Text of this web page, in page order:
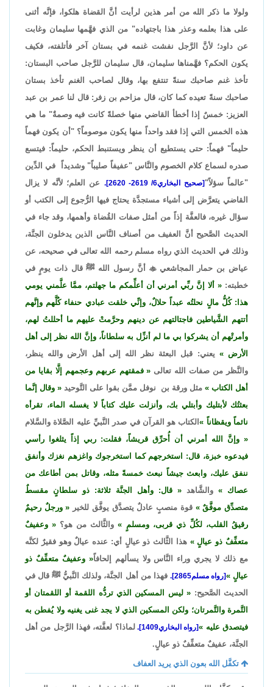
ولولا ما ذكر الله من أمر هذين لرأيت أنَّ القضاة هلكوا، فإنَّه أثنى
على هذا بعلمه وعذر هذا باجتهاده" من الذي فهَّمها سليمان وغابت
عن داود؛ لأنَّ الرَّجل نفشت غنمه في بستان آخر فأتلفته، فكيف
يكون الحكم؟ فهَّمناها سليمان، قال سليمان للرَّجل صاحب البستان:
تأخذ غنم صاحبك سنةً تنتفع بها، وقال لصاحب الغنم تأخذ بستان
صاحبك سنةً تعيده كما كان، قال مزاحم بن زفر: قال لنا عمر بن عبد
العزيز: خمسٌ إذا أخطأ القاضي منها خصلةً كانت فيه وصمةٌ" ما هي
هذه الخمس التي إذا فقد واحداً منها يكون موصوماً؟ "أن يكون فهماً
حليماً" فهماً: حتى يستطيع أن ينظر ويستنبط الحكم، حليماً: فيتسع
صدره لسماع كلام الخصوم والنَّاس "عفيفاً صليباً" وشديداً في الدِّين
"عالماً سؤلاً"[صحيح البخاري6/ 2619- 2620].
عن العلم؛ لأنَّه لا يزال
القاضي يتعرَّض إلى أشياء مستجدَّة يحتاج فيها الرُّجوع إلى الكتب أو
سؤال غيره، فالعفَّة إذاً من أمثل صفات القُضاة وأهمها، وقد جاء في
الحديث الصَّحيح أنَّ العفيف من أصناف النَّاس الذين يدخلون الجنَّة،
وذلك في الحديث الذي رواه مسلم رحمه الله تعالى في صحيحه، عن
عياض بن حمار المجاشعي أنَّ رسول الله ﷺ قال ذات يومٍ في
خطبته:
ألا إنَّ ربِّي أمرني أن أعلِّمكم ما جهلتم، ممَّا علَّمني يومي
هذا: كُلُّ مالٍ نحلتُه عبداً حلالٌ، وإنِّي خلقت عبادي حنفاء كُلَّهم وإنَّهم
أتتهم الشَّياطين فاجتالتهم عن دينهم وحرَّمتْ عليهم ما أحللتُ لهم،
وأمرتْهم أن يشركوا بي ما لم أنزِّل به سلطاناً، وإنَّ الله نظر إلى أهل
الأرض
يعني: قبل البعثة نظر الله إلى أهل الأرض والله ينظر،
والنَّظر من صفات الله تعالى
فمقتهم عربهم وعجمهم إلَّا بقايا من
أهل الكتاب
مثل ورقة بن نوفل ممَّن بقوا على التَّوحيد
وقال إنَّما
بعثتُك لأبتليك وأبتلي بك، وأنزلت عليك كتاباً لا يغسله الماء، تقرأه
نائماً ويقظاناً
الكتاب هو القرآن في صدر النَّبيِّ عليه الصَّلاة والسَّلام
وإنَّ الله أمرني أن أُحرِّق قريشاً، فقلت: ربي إذاً يثلغوا رأسي
فيدعوه خبزة، قال: استخرجهم كما استخرجوك واغزهم نغزك وأنفق
ننفق عليك، وابعث جيشاً نبعث خمسةً مثله، وقاتل بمن أطاعك من
عصاك
والشَّاهد
قال: وأهل الجنَّة ثلاثة: ذو سلطانٍ مقسطٌ
متصدِّق موفَّقٌ
قوة منصبٍ عادلٌ يتصدَّق يوفَّق للخير
ورجلٌ رحيمٌ
رقيقُ القلب، لكُلِّ ذي قربى، ومسلمٍ
والثَّالث من هو؟
وعفيفٌ
متعفِّفٌ ذو عيالٍ
هذا الثَّالث ذو عيالٍ أي: عنده عيالٌ وهو فقيرٌ لكنَّه
مع ذلك لا يجري وراء النَّاس ولا يسألهم إلحافاً
وعفيفٌ متعفِّفٌ ذو
عيالٍ
[رواه مسلم2865].
فهذا من أهل الجنَّة، ولذلك النَّبيُّ ﷺ قال في
الحديث الصَّحيح:
ليس المسكين الذي تردُّه اللقمة أو اللقمتان أو
التَّمرة والتَّمرتان؛ ولكن المسكين الذي لا يجد غنى يغنيه ولا يُفطن به
فيتصدق عليه
[رواه البخاري1409].
لماذا؟ لعفَّته، فهذا الرَّجل من أهل
الجنَّة، عفيفٌ متعفِّفٌ ذو عيالٍ.
تكفَّل الله بعون الذي يريد العفاف